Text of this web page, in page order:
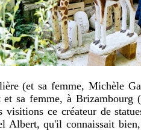
(et sa femme, Michèle
et sa femme, à Brizambourg
visitions ce créateur de
Albert, qu'il connaissait